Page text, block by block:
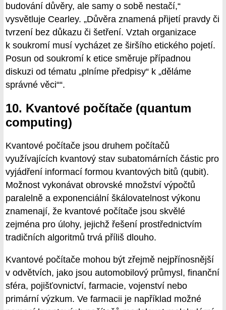
budování důvěry, ale samy o sobě nestačí,“
vysvětluje Cearley. „Důvěra znamená přijetí pravdy či
tvrzení bez důkazu či šetření. Vztah organizace
k soukromí musí vycházet ze širšího etického pojetí.
Posun od soukromí k etice směruje případnou
diskuzi od tématu „plníme předpisy“ k „děláme
správné věci““.
10. Kvantové počítače (quantum
computing)
Kvantové počítače jsou druhem počítačů
využívajících kvantový stav subatomárních částic pro
vyjádření informací formou kvantových bitů (qubit).
Možnost vykonávat obrovské množství výpočtů
paralelně a exponenciální škálovatelnost výkonu
znamenají, že kvantové počítače jsou skvělé
zejména pro úlohy, jejichž řešení prostřednictvím
tradičních algoritmů trvá příliš dlouho.
Kvantové počítače mohou být zřejmě nejpřínosnější
v odvětvích, jako jsou automobilový průmysl, finanční
sféra, pojišťovnictví, farmacie, vojenství nebo
primární výzkum. Ve farmacii je například možné